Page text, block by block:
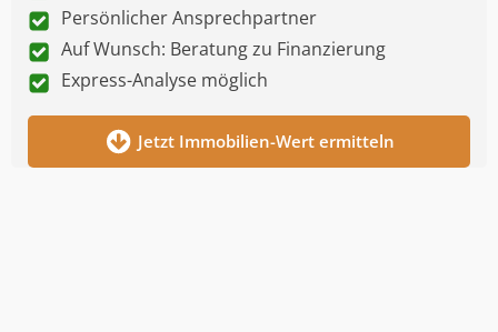
Persönlicher Ansprechpartner
Auf Wunsch: Beratung zu Finanzierung
Express-Analyse möglich
Jetzt Immobilien-Wert ermitteln